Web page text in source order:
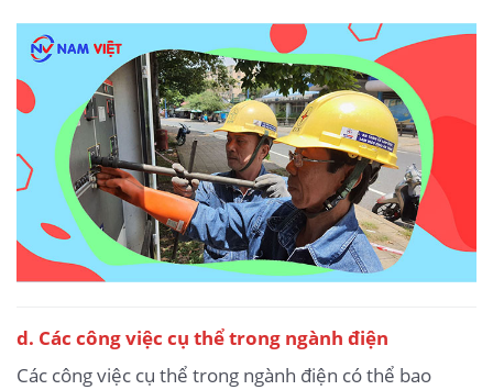
d. Các công việc cụ thể trong ngành điện
Các công việc cụ thể trong ngành điện có thể bao